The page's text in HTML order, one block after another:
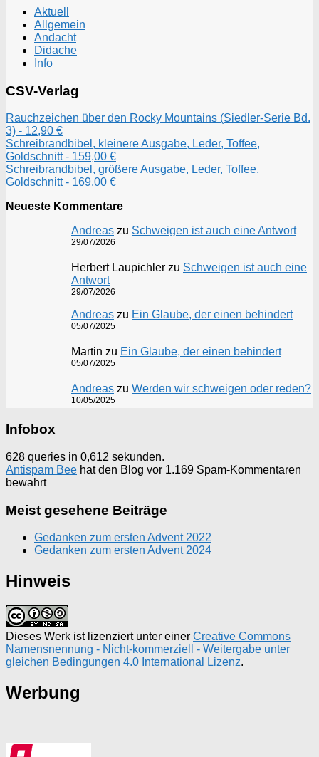
Aktuell
Allgemein
Andacht
Didache
Info
CSV-Verlag
Rauchzeichen über den Rocky Mountains (Siedler-Serie Bd.
3) - 12,90 €
Schreibrandbibel, kleinere Ausgabe, Leder, Toffee,
Goldschnitt - 159,00 €
Schreibrandbibel, größere Ausgabe, Leder, Toffee,
Goldschnitt - 169,00 €
Neueste Kommentare
Andreas zu Schweigen ist auch eine Antwort
29/07/2026
Herbert Laupichler zu Schweigen ist auch eine
Antwort
29/07/2026
Andreas zu Ein Glaube, der einen behindert
05/07/2025
Martin zu Ein Glaube, der einen behindert
05/07/2025
Andreas zu Werden wir schweigen oder reden?
10/05/2025
Infobox
628 queries in 0,612 sekunden.
Antispam Bee hat den Blog vor 1.169 Spam-Kommentaren
bewahrt
Meist gesehene Beiträge
Gedanken zum ersten Advent 2022
Gedanken zum ersten Advent 2024
Hinweis
Dieses Werk ist lizenziert unter einer Creative Commons
Namensnennung - Nicht-kommerziell - Weitergabe unter
gleichen Bedingungen 4.0 International Lizenz.
Werbung